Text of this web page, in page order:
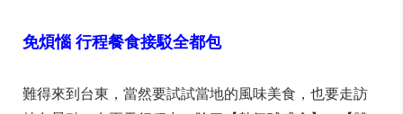
免煩惱 行程餐食接駁全都包
難得來到台東，當然要試試當地的風味美食，也要走訪